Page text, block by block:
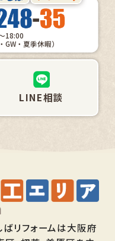
18:00
GW・夏季休暇）
LINE相談
ばリフォームは大阪府